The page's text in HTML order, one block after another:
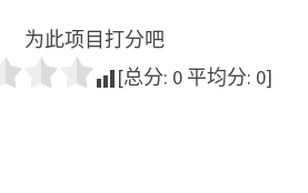
为此项目打分吧
[总分: 0 平均分: 0]